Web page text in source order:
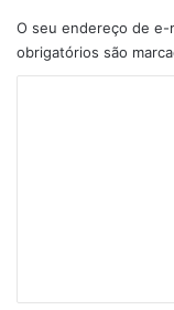
O seu endereço de e-
obrigatórios são